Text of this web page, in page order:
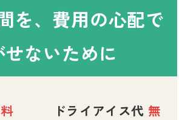
を、費用の心配で
ないために
ドライアイス代 無